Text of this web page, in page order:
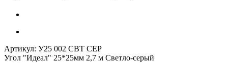
Артикул: У25 002 СВТ СЕР
Угол "Идеал" 25*25мм 2,7 м Светло-серый